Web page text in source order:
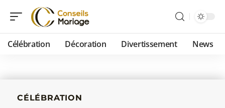
Célébration Décoration Divertissement News
CÉLÉBRATION